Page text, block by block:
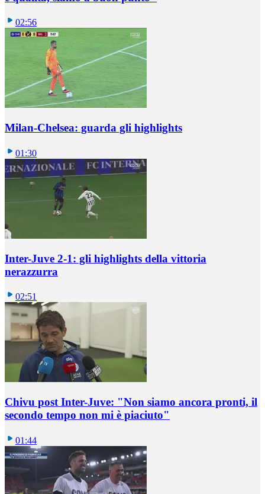
02:56
Milan-Chelsea: guarda gli highlights
01:30
Inter-Juve 2-1: gli highlights della vittoria
nerazzurra
02:51
Chivu post Inter-Juve: "Non siamo ancora pronti, il
secondo tempo non mi è piaciuto"
01:44